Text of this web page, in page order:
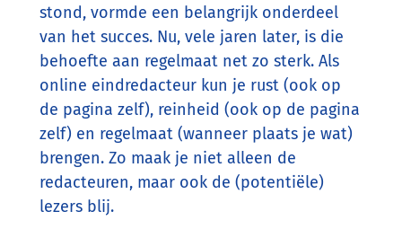
stond, vormde een belangrijk onderdeel
van het succes. Nu, vele jaren later, is die
behoefte aan regelmaat net zo sterk. Als
online eindredacteur kun je rust (ook op
de pagina zelf), reinheid (ook op de pagina
zelf) en regelmaat (wanneer plaats je wat)
brengen. Zo maak je niet alleen de
redacteuren, maar ook de (potentiële)
lezers blij.